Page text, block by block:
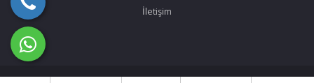
İletişim